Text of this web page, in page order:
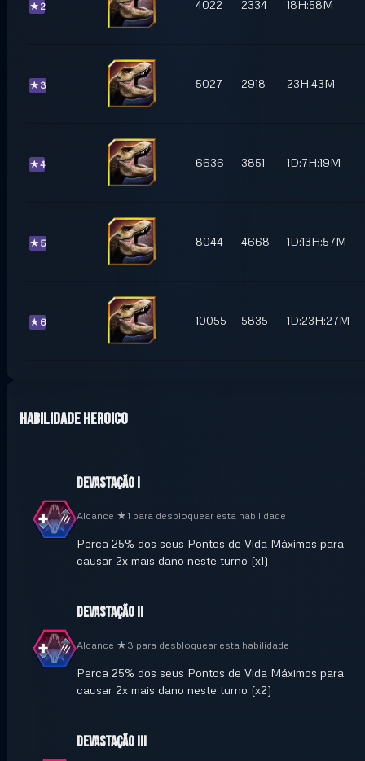
★ 2 4022 2334 18H:58M
★ 3 5027 2918 23H:43M
★4 6636 3851 1D:7H:19M
★ 5 8044 4668 1D:13H:57M
★ 6 10055 5835 1D:23H:27M
Habilidade Heroico
Devastação I
Alcance ★1 para desbloquear esta habilidade
Perca 25% dos seus Pontos de Vida Máximos para
causar 2x mais dano neste turno (x1)
Devastação II
Alcance ★3 para desbloquear esta habilidade
Perca 25% dos seus Pontos de Vida Máximos para
causar 2x mais dano neste turno (x2)
Devastação III